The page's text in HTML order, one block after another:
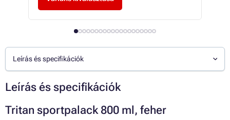
Leírás és specifikációk
Leírás és specifikációk
Tritan sportpalack 800 ml, feher